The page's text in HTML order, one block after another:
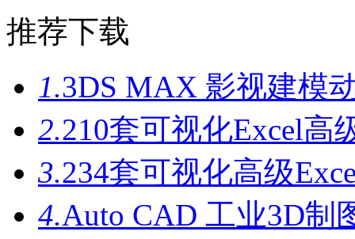
推荐下载
1.3DS MAX 影视建模
2.210套可视化Excel高
3.234套可视化高级
4.Auto CAD 工业3D制